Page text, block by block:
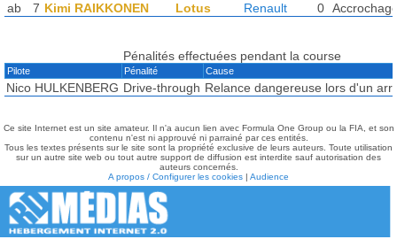
ab
7 Kimi RAIKKONEN Lotus Renault 0
Pénalités effectuées pendant la course
Pilote Pénalité Cause
Nico HULKENBERG Drive-through Relance dangereuse lors d'un
Ce site Internet est un site amateur. Il n'a aucun lien avec Formula One Group ou la FIA, et son
contenu n'est ni approuvé ni parrainé par ces entités.
Tous les textes présents sur le site sont la propriété exclusive de leurs auteurs. Toute utilisation
sur un autre site web ou tout autre support de diffusion est interdite sauf autorisation des
auteurs concernés.
A propos / Configurer les cookies | Audience